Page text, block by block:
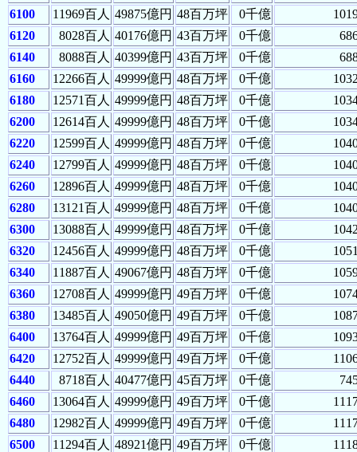
6100
11969百人 49875億円 48百万坪 0千億
6120
8028百人 40176億円 43百万坪 0千億
6140
8088百人 40399億円 43百万坪 0千億
6160
12266百人 49999億円 48百万坪 0千億
6180
12571百人 49999億円 48百万坪 0千億
6200
12614百人 49999億円 48百万坪 0千億
6220
12599百人 49999億円 48百万坪 0千億
6240
12799百人 49999億円 48百万坪 0千億
6260
12896百人 49999億円 48百万坪 0千億
6280
13121百人 49999億円 48百万坪 0千億
6300
13088百人 49999億円 48百万坪 0千億
6320
12456百人 49999億円 48百万坪 0千億
6340
11887百人 49067億円 48百万坪 0千億
6360
12708百人 49999億円 49百万坪 0千億
6380
13485百人 49050億円 49百万坪 0千億
6400
13764百人 49999億円 49百万坪 0千億
6420
12752百人 49999億円 49百万坪 0千億
6440
8718百人 40477億円 45百万坪 0千億
6460
13064百人 49999億円 49百万坪 0千億
6480
12982百人 49999億円 49百万坪 0千億
6500
11294百人 48921億円 49百万坪 0千億